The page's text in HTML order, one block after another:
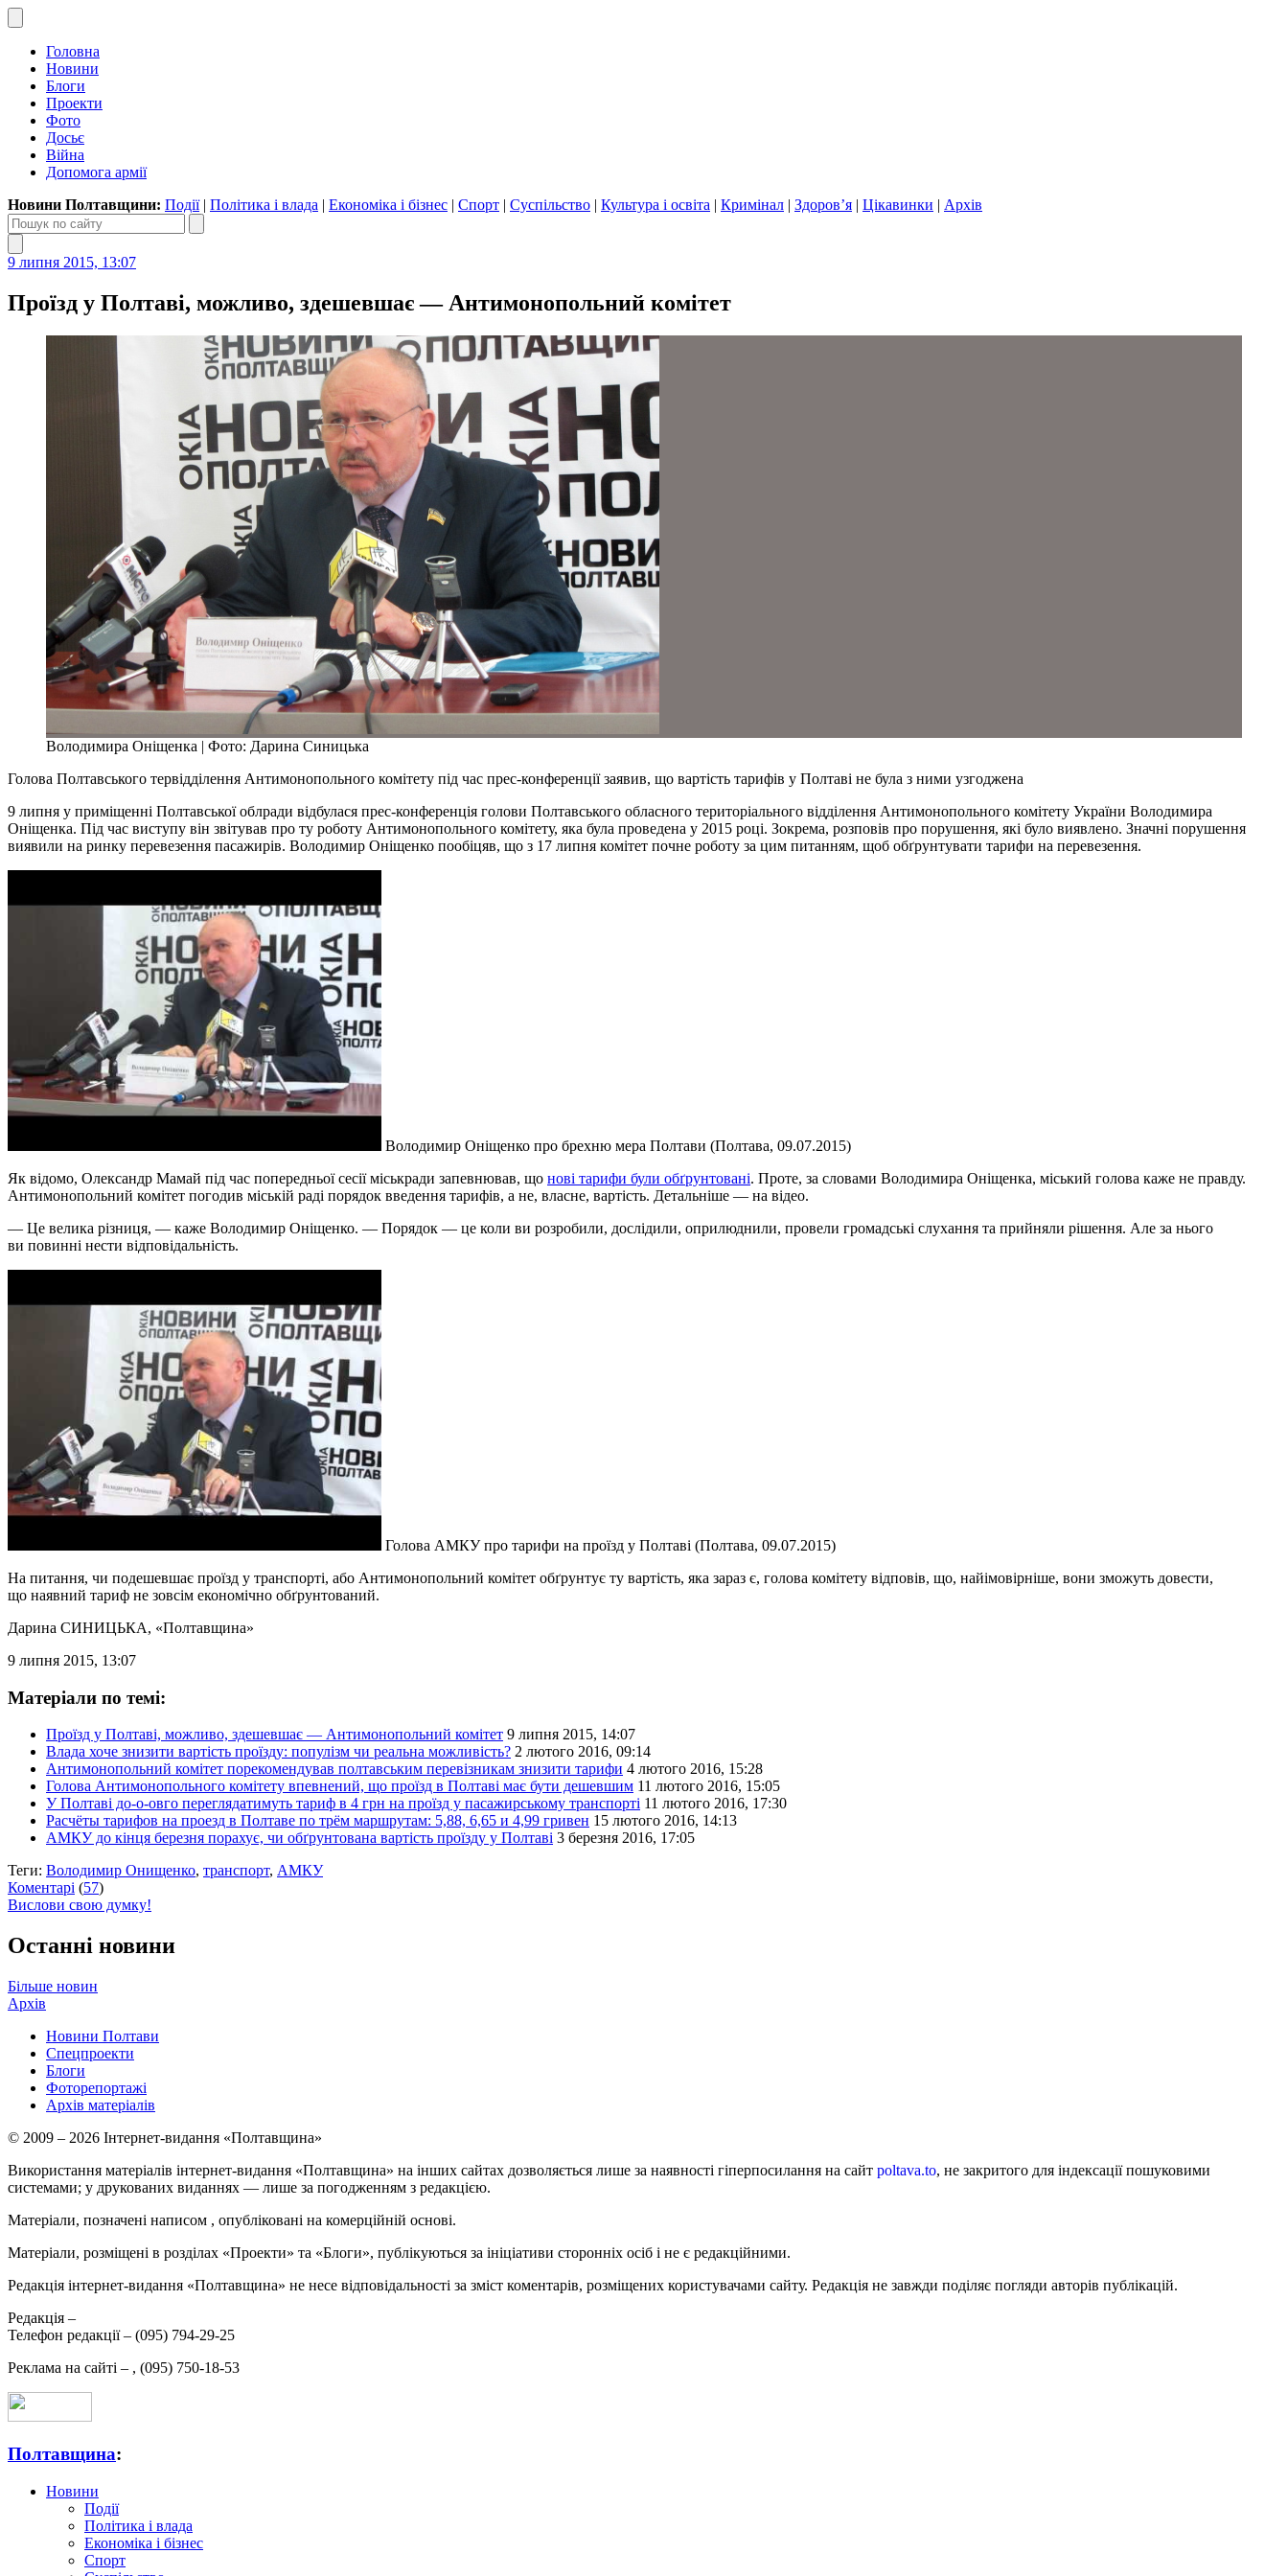
Головна
Новини
Блоги
Проекти
Фото
Досьє
Війна
Допомога армії
Новини Полтавщини: Події| Політика і влада | Економіка і бізнес | Спорт | Суспільство | Культура і освіта | Кримінал | Здоров’я | Цікавинки | Архів
9 липня 2015, 13:07
Проїзд у Полтаві, можливо, здешевшає — Антимонопольний комітет
Володимира Оніщенка | Фото: Дарина Синицька
Голова Полтавського тервідділення Антимонопольного комітету під час прес-конференції заявив, що вартість тарифів у Полтаві не була з ними узгоджена
9 липня у приміщенні Полтавської облради відбулася прес-конференція голови Полтавського обласного територіального відділення Антимонопольного комітету України Володимира
Оніщенка. Під час виступу він звітував про ту роботу Антимонопольного комітету, яка була проведена у 2015 році. Зокрема, розповів про порушення, які було виявлено. Значні порушення
виявили на ринку перевезення пасажирів. Володимир Оніщенко пообіцяв, що з 17 липня комітет почне роботу за цим питанням, щоб обґрунтувати тарифи на перевезення.
Володимир Оніщенко про брехню мера Полтави (Полтава, 09.07.2015)
Як відомо, Олександр Мамай під час попередньої сесії міськради запевнював, що нові тарифи були обґрунтовані. Проте, за словами Володимира Оніщенка, міський голова каже не правду.
Антимонопольний комітет погодив міській раді порядок введення тарифів, а не, власне, вартість. Детальніше — на відео.
— Це велика різниця, — каже Володимир Оніщенко. — Порядок — це коли ви розробили, дослідили, оприлюднили, провели громадські слухання та прийняли рішення. Але за нього
ви повинні нести відповідальність.
Голова АМКУ про тарифи на проїзд у Полтаві (Полтава, 09.07.2015)
На питання, чи подешевшає проїзд у транспорті, або Антимонопольний комітет обґрунтує ту вартість, яка зараз є, голова комітету відповів, що, найімовірніше, вони зможуть довести,
що наявний тариф не зовсім економічно обґрунтований.
Дарина СИНИЦЬКА, «Полтавщина»
9 липня 2015, 13:07
Матеріали по темі:
Проїзд у Полтаві, можливо, здешевшає — Антимонопольний комітет 9 липня 2015, 14:07
Влада хоче знизити вартість проїзду: популізм чи реальна можливість? 2 лютого 2016, 09:14
Антимонопольний комітет порекомендував полтавським перевізникам знизити тарифи 4 лютого 2016, 15:28
Голова Антимонопольного комітету впевнений, що проїзд в Полтаві має бути дешевшим 11 лютого 2016, 15:05
У Полтаві до-о-овго переглядатимуть тариф в 4 грн на проїзд у пасажирському транспорті 11 лютого 2016, 17:30
Расчёты тарифов на проезд в Полтаве по трём маршрутам: 5,88, 6,65 и 4,99 гривен 15 лютого 2016, 14:13
АМКУ до кінця березня порахує, чи обґрунтована вартість проїзду у Полтаві 3 березня 2016, 17:05
Теги: Володимир Онищенко, транспорт, АМКУ
Коментарі (57)
Вислови свою думку!
Останні новини
Більше новин
Архів
Новини Полтави
Спецпроекти
Блоги
Фоторепортажі
Архів матеріалів
© 2009 – 2026 Інтернет-видання «Полтавщина»
Використання матеріалів інтернет-видання «Полтавщина» на інших сайтах дозволяється лише за наявності гіперпосилання на сайт poltava.to, не закритого для індексації пошуковими
системами; у друкованих виданнях — лише за погодженням з редакцією.
Матеріали, позначені написом , опубліковані на комерційній основі.
Матеріали, розміщені в розділах «Проекти» та «Блоги», публікуються за ініціативи сторонніх осіб і не є редакційними.
Редакція інтернет-видання «Полтавщина» не несе відповідальності за зміст коментарів, розміщених користувачами сайту. Редакція не завжди поділяє погляди авторів публікацій.
Редакція –
Телефон редакції – (095) 794-29-25
Реклама на сайті – , (095) 750-18-53
Полтавщина:
Новини
Події
Політика і влада
Економіка і бізнес
Спорт